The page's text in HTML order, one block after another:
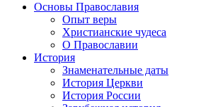
Основы Православия
Опыт веры
Христианские чудеса
О Православии
История
Знаменательные даты
История Церкви
История России